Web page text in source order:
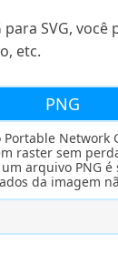
SVG,
etc.
PNG
Portable Network
raster sem
arquivo PNG é
da imagem